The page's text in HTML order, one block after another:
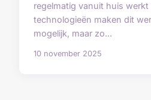
regelmatig vanuit huis
technologieën maken dit
mogelijk, maar zo...
10 november 2025